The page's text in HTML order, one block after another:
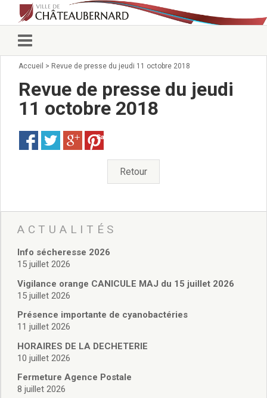
Vie municipale
Conseillers municipaux
Commissions 2026
Arrêtés du Maire
Services municipaux
Pour venir nous voir
administratives
Services Techniques
Affaires Scolaires
Vie associative
Police Municipale/règlementation
Cimetière/réglementation funéraire
Services en ligne
Licences boissons
Cadastre
Actes d’état civil
Accueil > Revue de presse du jeudi 11 octobre 2018
Revue de presse du jeudi
11 octobre 2018
Save
Retour
ACTUALITÉS
Info sécheresse 2026
15 juillet 2026
Vigilance orange CANICULE MAJ du 15 juillet 2026
15 juillet 2026
Présence importante de cyanobactéries
11 juillet 2026
HORAIRES DE LA DECHETERIE
10 juillet 2026
Fermeture Agence Postale
8 juillet 2026